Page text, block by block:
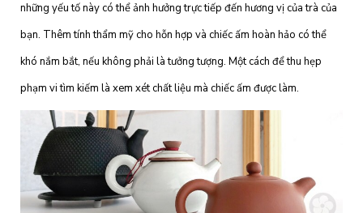
những yếu tố này có thể ảnh hưởng trực tiếp đến hương vị của trà của
bạn. Thêm tính thẩm mỹ cho hỗn hợp và chiếc ấm hoàn hảo có thể
khó nắm bắt, nếu không phải là tưởng tượng. Một cách để thu hẹp
phạm vi tìm kiếm là xem xét chất liệu mà chiếc ấm được làm.